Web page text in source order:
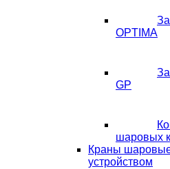
OPTIMA
GP
шаровых
Краны
устройством